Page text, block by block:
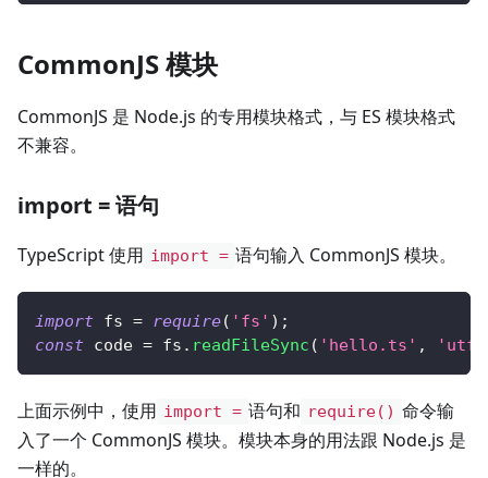
CommonJS 模块
CommonJS 是 Node.js 的专用模块格式，与 ES 模块格式
不兼容。
import = 语句
TypeScript 使用 import = 语句输入 CommonJS 模块。
import fs = require( 'fs' ) ;
const code = fs . readFileSync ( 'hello.ts' ,
上面示例中，使用 import = 语句和 require() 命令输
入了一个 CommonJS 模块。模块本身的用法跟 Node.js 是
一样的。